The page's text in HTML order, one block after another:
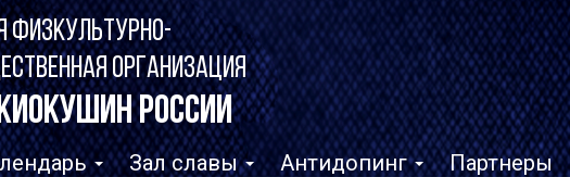
ФИЗКУЛЬТУРНО-
ОРГАНИЗАЦИЯ
РОССИИ
Зал славы Антидопинг Партнеры